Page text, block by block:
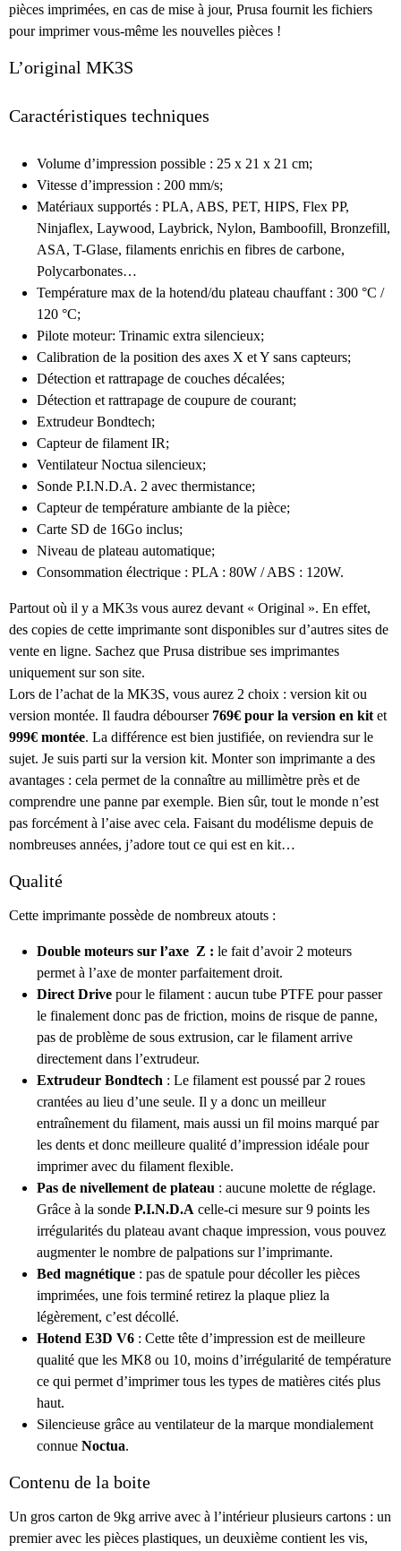
pièces imprimées, en cas de mise à jour, Prusa fournit les fichiers
pour imprimer vous-même les nouvelles pièces !
L’original MK3S
Caractéristiques techniques
Volume d’impression possible : 25 x 21 x 21 cm;
Vitesse d’impression : 200 mm/s;
Matériaux supportés : PLA, ABS, PET, HIPS, Flex PP,
Ninjaflex, Laywood, Laybrick, Nylon, Bamboofill, Bronzefill,
ASA, T-Glase, filaments enrichis en fibres de carbone,
Polycarbonates…
Température max de la hotend/du plateau chauffant : 300 °C /
120 °C;
Pilote moteur: Trinamic extra silencieux;
Calibration de la position des axes X et Y sans capteurs;
Détection et rattrapage de couches décalées;
Détection et rattrapage de coupure de courant;
Extrudeur Bondtech;
Capteur de filament IR;
Ventilateur Noctua silencieux;
Sonde P.I.N.D.A. 2 avec thermistance;
Capteur de température ambiante de la pièce;
Carte SD de 16Go inclus;
Niveau de plateau automatique;
Consommation électrique : PLA : 80W / ABS : 120W.
Partout où il y a MK3s vous aurez devant « Original ». En effet,
des copies de cette imprimante sont disponibles sur d’autres sites de
vente en ligne. Sachez que Prusa distribue ses imprimantes
uniquement sur son site.
Lors de l’achat de la MK3S, vous aurez 2 choix : version kit ou
version montée. Il faudra débourser 769€ pour la version en kit et
999€ montée. La différence est bien justifiée, on reviendra sur le
sujet. Je suis parti sur la version kit. Monter son imprimante a des
avantages : cela permet de la connaître au millimètre près et de
comprendre une panne par exemple. Bien sûr, tout le monde n’est
pas forcément à l’aise avec cela. Faisant du modélisme depuis de
nombreuses années, j’adore tout ce qui est en kit…
Qualité
Cette imprimante possède de nombreux atouts :
Double moteurs sur l’axe Z : le fait d’avoir 2 moteurs
permet à l’axe de monter parfaitement droit.
Direct Drive pour le filament : aucun tube PTFE pour passer
le finalement donc pas de friction, moins de risque de panne,
pas de problème de sous extrusion, car le filament arrive
directement dans l’extrudeur.
Extrudeur Bondtech : Le filament est poussé par 2 roues
crantées au lieu d’une seule. Il y a donc un meilleur
entraînement du filament, mais aussi un fil moins marqué par
les dents et donc meilleure qualité d’impression idéale pour
imprimer avec du filament flexible.
Pas de nivellement de plateau : aucune molette de réglage.
Grâce à la sonde P.I.N.D.A celle-ci mesure sur 9 points les
irrégularités du plateau avant chaque impression, vous pouvez
augmenter le nombre de palpations sur l’imprimante.
Bed magnétique : pas de spatule pour décoller les pièces
imprimées, une fois terminé retirez la plaque pliez la
légèrement, c’est décollé.
Hotend E3D V6 : Cette tête d’impression est de meilleure
qualité que les MK8 ou 10, moins d’irrégularité de température
ce qui permet d’imprimer tous les types de matières cités plus
haut.
Silencieuse grâce au ventilateur de la marque mondialement
connue Noctua.
Contenu de la boite
Un gros carton de 9kg arrive avec à l’intérieur plusieurs cartons : un
premier avec les pièces plastiques, un deuxième contient les vis,